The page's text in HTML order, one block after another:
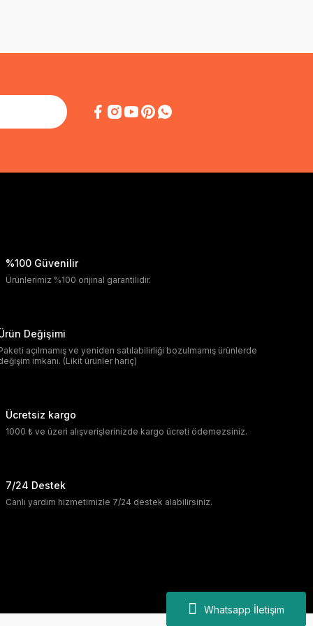
Whatsapp İletişim
%100 Güvenilir
Ürünlerimiz %100 orijinal garantilidir.
Değişimi
açılmamış ve yeniden satılabilirliği bozulmamış ürünlerde
imkanı. (Likit ürünler hariç)
Ücretsiz kargo
1000 ₺ ve üzeri alışverişlerinizde kargo ücreti ödemezsiniz.
7/24 Destek
Canlı yardım hizmetimizle 7/24 destek alabilirsiniz.